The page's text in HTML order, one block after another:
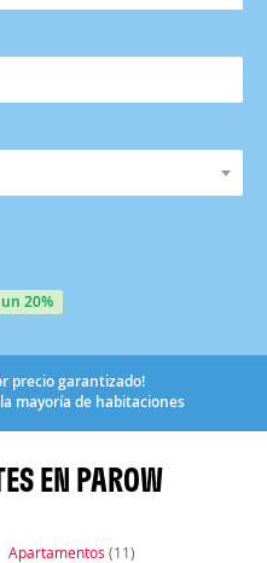
20%
precio garantizado!
mayoría de habitaciones
EN PAROW
Apartamentos (11)